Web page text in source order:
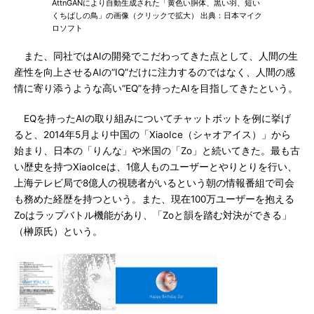
AttnGANにより自動生成された「黄色い胴体、黒い羽、短い
くちばしの鳥」の画像（クリックで拡大） 出典：日本マイク
ロソフト
また、同社ではAIの開発でこだわってきた点として、人間の生
産性を向上させるAIの“IQ”だけに注力するのではなく、人間の感
情に寄り添うような高い“EQ”を持ったAIを目指してきたという。
EQを持ったAIの取り組みについてチャットボットを例に挙げ
ると、2014年5月より中国の「XiaoIce（シャオアイス）」から
始まり、日本の「りんな」や米国の「Zo」と続いてきた。最も古
い歴史を持つXiaoIceは、1億人ものユーザーとやりとりを行い、
上海テレビ局で8億人の視聴者がいるという朝の情報番組で司会
も務めた経歴を持つという。また、現在100万ユーザーを抱える
Zoはラップバトル機能があり、「Zoと韻を踏む対決ができる」
（榊原氏）という。